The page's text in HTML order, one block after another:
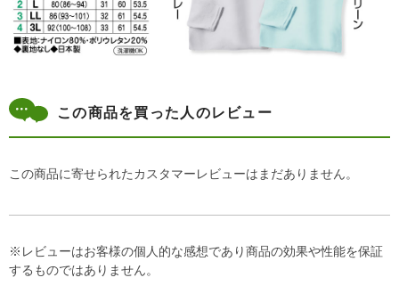
この商品を買った人のレビュー
この商品に寄せられたカスタマーレビューはまだありません。
※レビューはお客様の個人的な感想であり商品の効果や性能を保証
するものではありません。